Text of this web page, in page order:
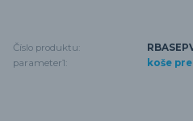
Číslo produktu:
parameter1:
koše